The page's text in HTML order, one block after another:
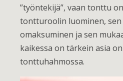
”työntekijä”, vaan tonttu
tontturoolin luominen, sen
omaksuminen ja sen
kaikessa on tärkein asia
tonttuhahmossa.